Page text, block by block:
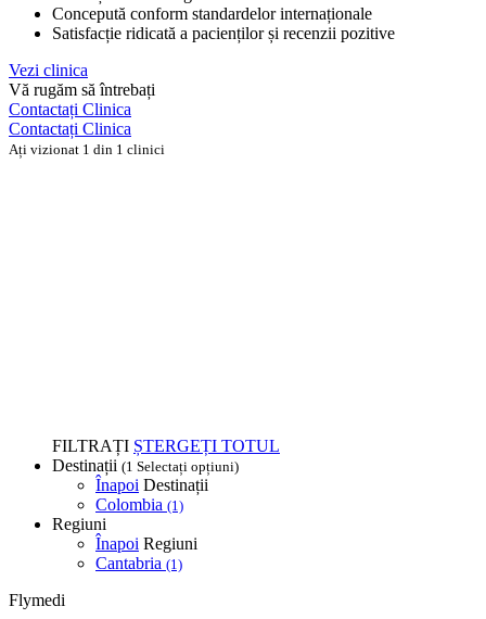
Concepută conform standardelor internaționale
Satisfacție ridicată a pacienților și recenzii pozitive
Vezi clinica
Vă rugăm să întrebați
Contactați Clinica
Contactați Clinica
Ați vizionat 1 din 1 clinici
FILTRAȚI ȘTERGEȚI TOTUL
Destinații (1 Selectați opțiuni)
Înapoi Destinații
Colombia (1)
Regiuni
Înapoi Regiuni
Cantabria (1)
Flymedi